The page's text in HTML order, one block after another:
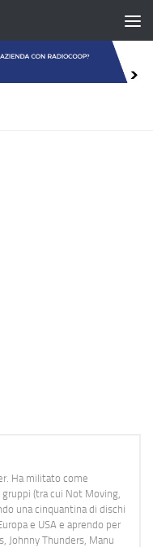
Ha militato come
(tra cui Not Moving,
una cinquantina di dischi
e USA e aprendo per
Johnny Thunders, Manu